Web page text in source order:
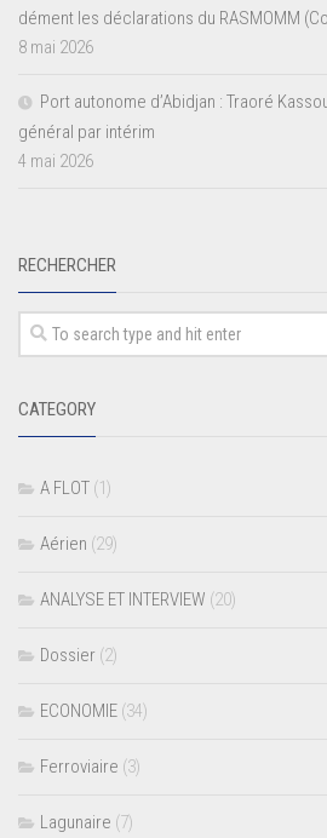
dément les déclarations du RASMOMM
8 mai 2026
Port autonome d’Abidjan : Traoré
général par intérim
4 mai 2026
RECHERCHER
CATEGORY
A FLOT (1)
Aérien (29)
ANALYSE ET INTERVIEW (20)
Dossier (2)
ECONOMIE (34)
Ferroviaire (3)
Lagunaire (7)